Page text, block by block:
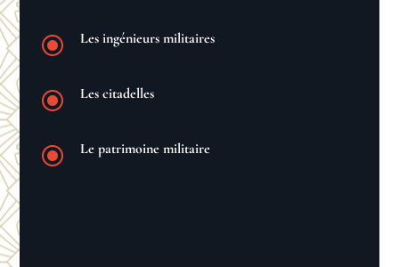
\ Les ingénieurs militaires
\ Les citadelles
\ Le patrimoine militaire